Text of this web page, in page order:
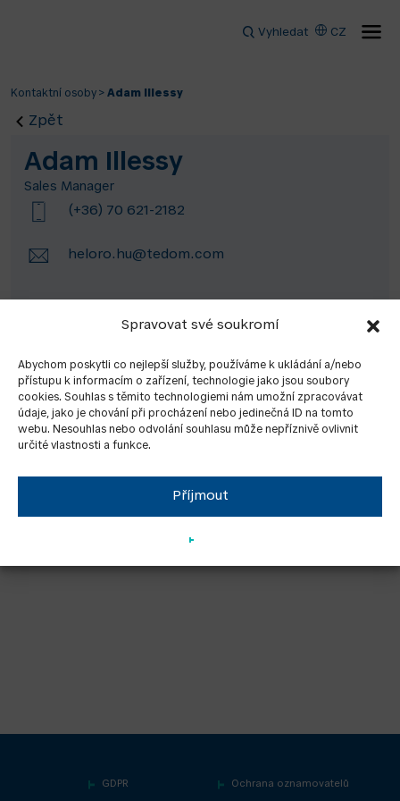
Spravovat své soukromí
Abychom poskytli co nejlepší služby, používáme k ukládání a/nebo
přístupu k informacím o zařízení, technologie jako jsou soubory
cookies. Souhlas s těmito technologiemi nám umožní zpracovávat
údaje, jako je chování při procházení nebo jedinečná ID na tomto
webu. Nesouhlas nebo odvolání souhlasu může nepříznivě ovlivnit
určité vlastnosti a funkce.
Příjmout
Vyhledat CZ
Kontaktní osoby > Adam Illessy
Zpět
Adam Illessy
Sales Manager
(+36) 70 621-2182
heloro.hu@tedom.com
GDPR Ochrana oznamovatelů